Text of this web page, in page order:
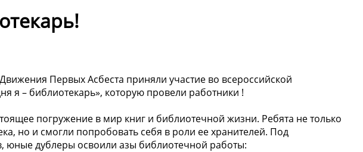
Первых Асбеста приняли участие во всероссийской
я – библиотекарь», которую провели работники !
погружение в мир книг и библиотечной жизни. Ребята не только
но и смогли попробовать себя в роли ее хранителей. Под
юные дублеры освоили азы библиотечной работы: